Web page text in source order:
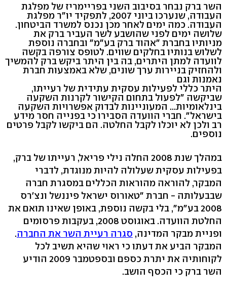
השר ברק נבחר בסיבוב השני בפריימריז של מפלגת
העבודה, שנערכו ביוני 2007, לתפקיד יו"ר מפלגת
העבודה. כמה ימים לאחר מכן נכנס למשרד הביטחון.
שלושה ימים לפני שהושבע לשר העביר ברק את
מניותיו בחברת "אהוד ברק בע"מ" ובחברה נוספת
לשלוש בנותיו בחלקים שווים. לטופס צורפה בקשה
לוועדה למתן היתרים, בה בין היתר ביקש ברק להמשיך
ולהחזיק בניירות ערך שונים, שלא באמצעות חברת
נאמנות וגם
היתר כללי לפעילות עסקית עתידית של רעייתו,
שביקשה "לפעול בתחום הקישור לקרנות השקעה
בינלאומיות... המעוניינות לבדוק אפשרויות השקעה
בישראל". חברי הוועדה הסבירו כי בפנייה חסר מידע
רב ולכן לא יוכלו לקבל החלטה. הם ביקשו לקבל פרטים
נוספים.
במהלך שנת 2008 החלה נילי פריאל, רעייתו של ברק,
בפעילות עסקית שעלולה להיות מנוגדת, לדברי
המבקר, להוראה מהוראות הכללים במסגרת חברה
שבבעלותה - חברת "טאורוס ישראל פיננשל ונצ'רס
2008 בע"מ", בלי בקשה נוספת, באופן שאינו תואם את
החלטת הוועדה. באוגוסט 2008, בעקבות פרסומים
ופניית מבקר המדינה, סגרה רעיית השר את החברה.
המבקר הביע את דעתו כי ראוי שהיא תשיב לכל
לקוחותיה את יתרת כספם ובספטמבר 2009 הודיע
השר ברק כי הכסף הושב.